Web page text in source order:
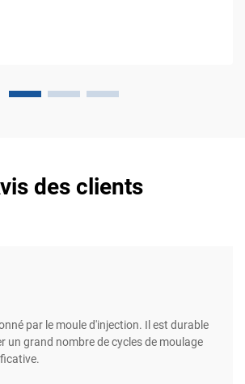
des clients
par le moule d'injection. Il est durable
un grand nombre de cycles de moulage